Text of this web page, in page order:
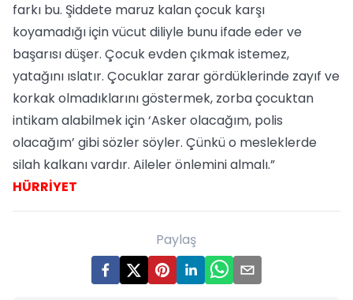
farkı bu. Şiddete maruz kalan çocuk karşı
koyamadığı için vücut diliyle bunu ifade eder ve
başarısı düşer. Çocuk evden çıkmak istemez,
yatağını ıslatır. Çocuklar zarar gördüklerinde zayıf ve
korkak olmadıklarını göstermek, zorba çocuktan
intikam alabilmek için ‘Asker olacağım, polis
olacağım’ gibi sözler söyler. Çünkü o mesleklerde
silah kalkanı vardır. Aileler önlemini almalı.”
HÜRRİYET
Paylaş